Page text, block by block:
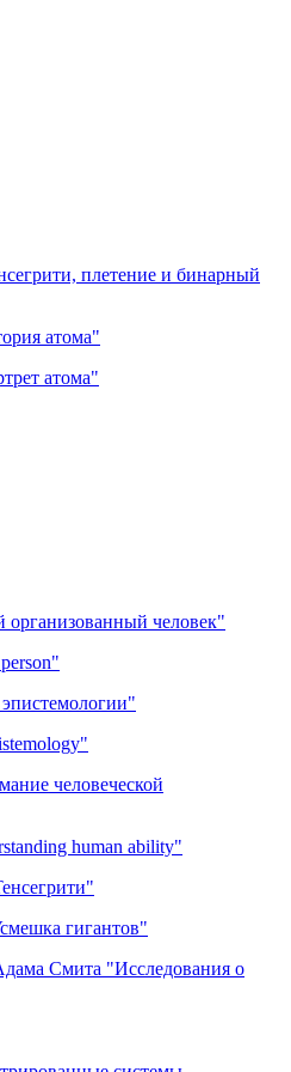
плетение и бинарный
атома"
атома"
человек"
человеческой
human ability"
гигантов"
Смита "Исследования о